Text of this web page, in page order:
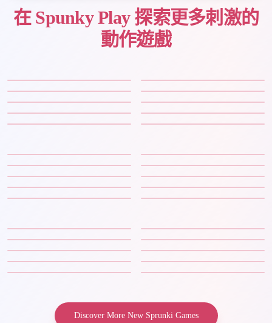
在 Spunky Play 探索更多刺激的
動作遊戲
Discover More New Sprunki Games